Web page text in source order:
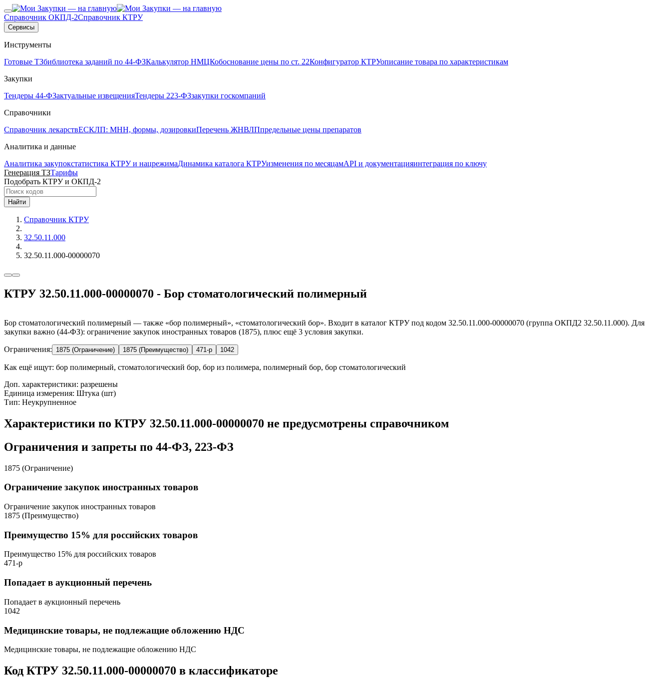
Справочник ОКПД-2Справочник КТРУ
Сервисы
Инструменты
Готовые ТЗбиблиотека заданий по 44-ФЗКалькулятор НМЦКобоснование цены по ст. 22Конфигуратор КТРУописание товара по характеристикам
Закупки
Тендеры 44-ФЗактуальные извещенияТендеры 223-ФЗзакупки госкомпаний
Справочники
Справочник лекарствЕСКЛП: МНН, формы, дозировкиПеречень ЖНВЛПпредельные цены препаратов
Аналитика и данные
Аналитика закупокстатистика КТРУ и нацрежимаДинамика каталога КТРУизменения по месяцамAPI и документацияинтеграция по ключу
Генерация ТЗТарифы
Подобрать КТРУ и ОКПД-2
Найти
Справочник КТРУ
32.50.11.000
32.50.11.000-00000070
КТРУ 32.50.11.000-00000070 - Бор стоматологический полимерный
Бор стоматологический полимерный — также «бор полимерный», «стоматологический бор». Входит в каталог КТРУ под кодом 32.50.11.000-00000070 (группа ОКПД2 32.50.11.000). Для
закупки важно (44-ФЗ): ограничение закупок иностранных товаров (1875), плюс ещё 3 условия закупки.
Ограничения: 1875 (Ограничение) 1875 (Преимущество) 471-р 1042
Как ещё ищут: бор полимерный, стоматологический бор, бор из полимера, полимерный бор, бор стоматологический
Доп. характеристики: разрешены
Единица измерения: Штука (шт)
Тип: Неукрупненное
Характеристики по КТРУ 32.50.11.000-00000070 не предусмотрены справочником
Ограничения и запреты по 44-ФЗ, 223-ФЗ
1875 (Ограничение)
Ограничение закупок иностранных товаров
Ограничение закупок иностранных товаров
1875 (Преимущество)
Преимущество 15% для российских товаров
Преимущество 15% для российских товаров
471-р
Попадает в аукционный перечень
Попадает в аукционный перечень
1042
Медицинские товары, не подлежащие обложению НДС
Медицинские товары, не подлежащие обложению НДС
Код КТРУ 32.50.11.000-00000070 в классификаторе